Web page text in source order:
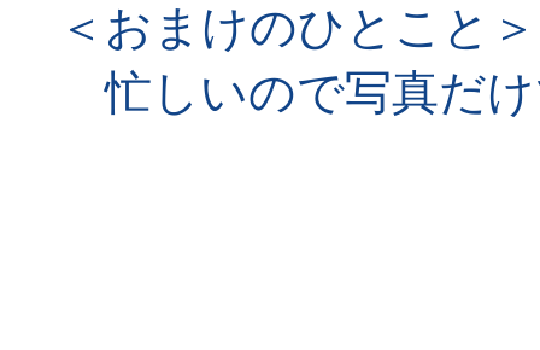
＜おまけのひとこと＞
忙しいので写真だ